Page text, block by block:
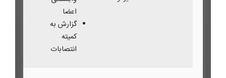
اعضا
گزارش به
کمیته
انتصابات